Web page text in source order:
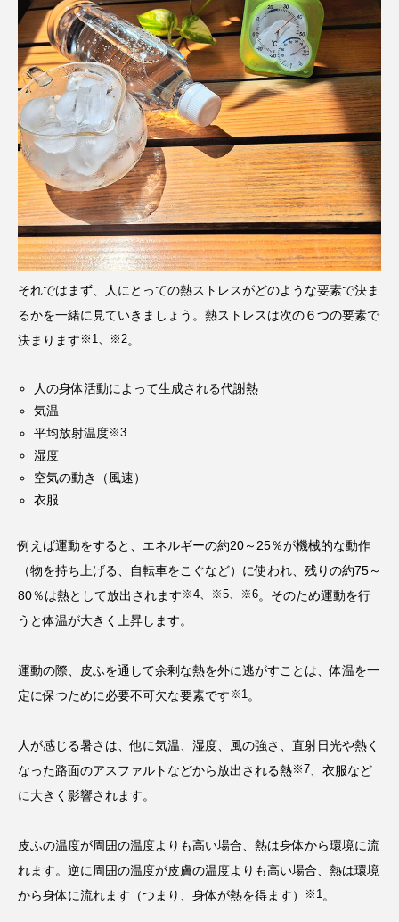
それではまず、人にとっての熱ストレスがどのような要素で決ま
るかを一緒に見ていきましょう。熱ストレスは次の６つの要素で
決まります ※1、※2。
人の身体活動によって生成される代謝熱
気温
平均放射温度※3
湿度
空気の動き（風速）
衣服
例えば運動をすると、エネルギーの約20～25％が機械的な動作
（物を持ち上げる、自転車をこぐなど）に使われ、残りの約75～
80％は熱として放出されます ※4、※5、※6。そのため運動を行
うと体温が大きく上昇します。
運動の際、皮ふを通して余剰な熱を外に逃がすことは、体温を一
定に保つために必要不可欠な要素です ※1 。
人が感じる暑さは、他に気温、湿度、風の強さ、直射日光や熱く
なった路面のアスファルトなどから放出される熱※7 、衣服など
に大きく影響されます。
皮ふの温度が周囲の温度よりも高い場合、熱は身体から環境に流
れます。逆に周囲の温度が皮膚の温度よりも高い場合、熱は環境
から身体に流れます（つまり、身体が熱を得ます）
※1 。